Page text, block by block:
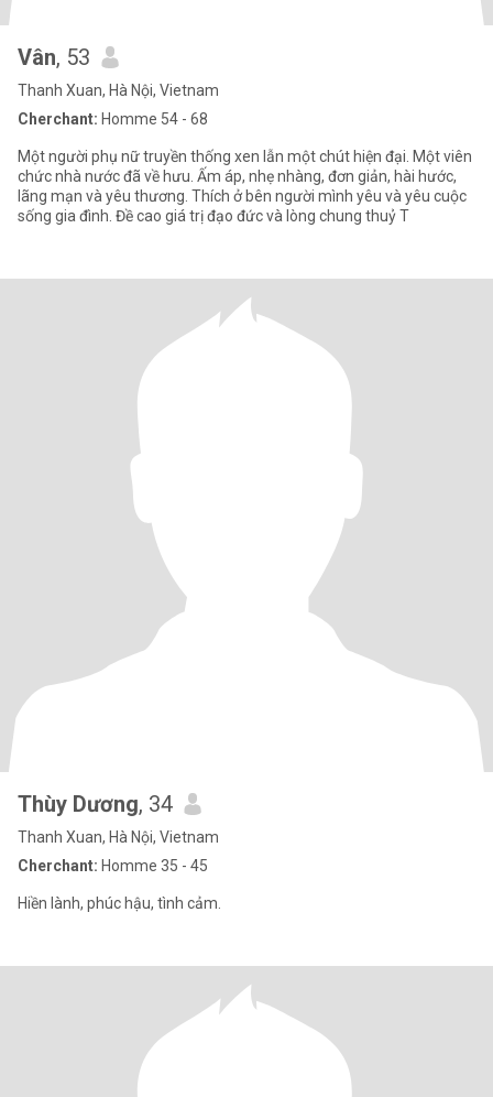
Vân, 53
Thanh Xuan, Hà Nội, Vietnam
Cherchant: Homme 54 - 68
Một người phụ nữ truyền thống xen lẫn một chút hiện đại. Một viên
chức nhà nước đã về hưu. Ấm áp, nhẹ nhàng, đơn giản, hài hước,
lãng mạn và yêu thương. Thích ở bên người mình yêu và yêu cuộc
sống gia đình. Đề cao giá trị đạo đức và lòng chung thuỷ T
Thùy Dương, 34
Thanh Xuan, Hà Nội, Vietnam
Cherchant: Homme 35 - 45
Hiền lành, phúc hậu, tình cảm.